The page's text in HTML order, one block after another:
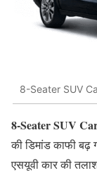
8-Seater SUV
8-Seater SUV
की डिमांड काफी
एसयूवी कार की